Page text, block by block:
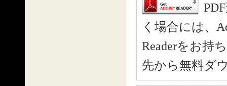
く場合には、
Readerをお持
先から無料ダ